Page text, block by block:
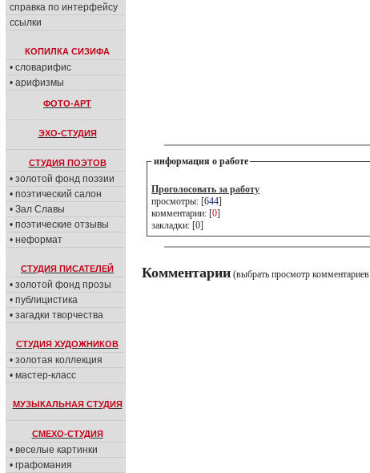
справка по интерфейсу
ссылки
КОПИЛКА СИЗИФА
• словарифис
• арифизмы
ФОТО-АРТ
ЭХО-СТУДИЯ
СТУДИЯ ПОЭТОВ
• золотой фонд поэзии
• поэтический салон
• Зал Славы
• поэтические отзывы
• неформат
СТУДИЯ ПИСАТЕЛЕЙ
• золотой фонд прозы
• публицистика
• загадки творчества
СТУДИЯ ХУДОЖНИКОВ
• золотая коллекция
• мастер-класс
МУЗЫКАЛЬНАЯ СТУДИЯ
СМЕХО-СТУДИЯ
• веселые картинки
• графомания
информация о работе
Проголосовать за работу
просмотры: [644]
комментарии: [0]
закладки: [0]
Комментарии (выбрать просмотр комментариев